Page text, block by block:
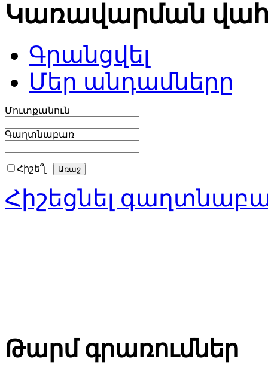
Կառավարման
Գրանցվել
Մեր անդամները
Մուտքանուն
Գաղտնաբառ
Հիշե՞լ
Հիշեցնել
Թարմ գրառումներ